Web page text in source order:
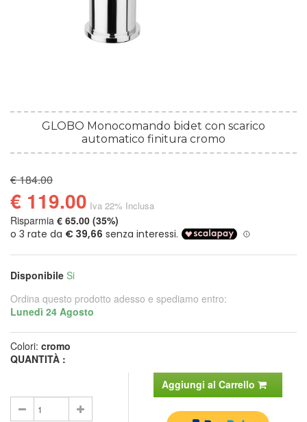
GLOBO Monocomando bidet con scarico
automatico finitura cromo
€ 184.00
€ 119.00 Iva 22% Inclusa
Risparmia € 65.00 (35%)
Disponibile Si
Ordina questo prodotto adesso e spediamo entro:
Lunedì 24 Agosto
Colori: cromo
QUANTITÀ :
Aggiungi al Carrello